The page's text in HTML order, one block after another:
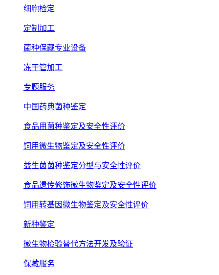
细胞检定
定制加工
菌种保藏专业设备
冻干管加工
专题服务
中国药典菌种鉴定
食品用菌种鉴定及安全性评价
饲用微生物鉴定及安全性评价
益生菌菌种鉴定分型与安全性评价
食品遗传修饰微生物鉴定及安全性评价
饲用转基因微生物鉴定及安全性评价
新种鉴定
微生物检验替代方法开发及验证
保藏服务